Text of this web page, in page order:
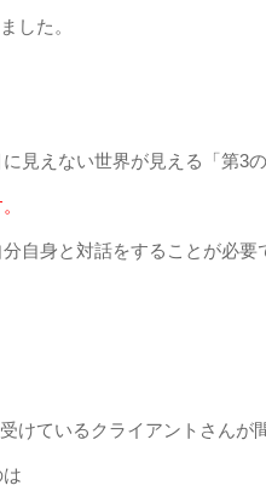
した。
に見えない世界が見える「第3
自身と対話をすることが必要
けているクライアントさんが